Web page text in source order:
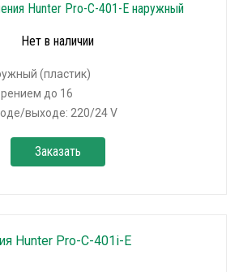
Hunter Pro-C-401-E наружный
Нет в наличии
(пластик)
до 16
выходе: 220/24 V
Заказать